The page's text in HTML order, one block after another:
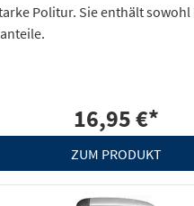
Politur. Sie enthält sowohl
16,95 €*
ZUM PRODUKT